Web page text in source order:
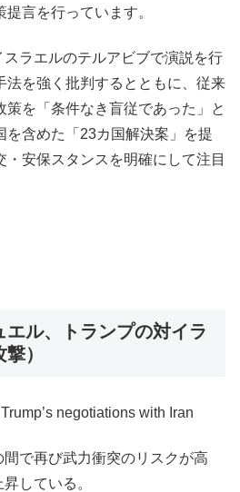
言を行っています。
ラエルのテルアビブで演説を行
法を強く批判するとともに、従来
を「条件なき盲従であった」と
を含めた「23カ国解決案」を提
・安保スタンスを明確にして注目
エル、トランプの対イラ
）
negotiations with Iran
で再び武力衝突のリスクが高
している。